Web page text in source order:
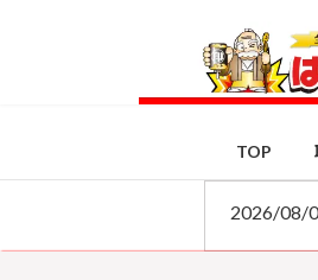
ス
ン
TOP
2026/08/